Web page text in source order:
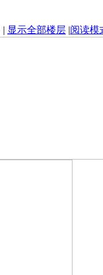
| 显示全部楼层 |阅读模